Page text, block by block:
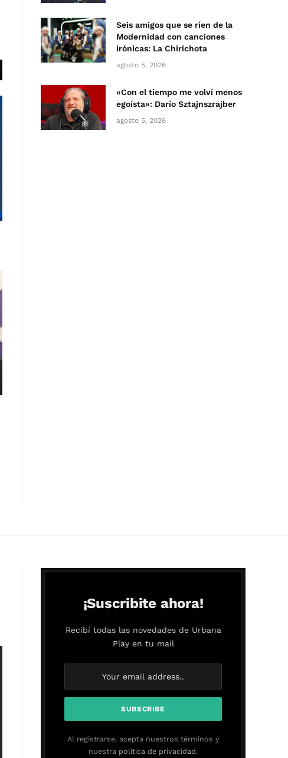
Seis amigos que se ríen de la
Modernidad con canciones
irónicas: La Chirichota
agosto 5, 2026
«Con el tiempo me volví menos
egoísta»: Darío Sztajnszrajber
agosto 5, 2026
¡Suscribite ahora!
Recibí todas las novedades de Urbana
Play en tu mail
Al registrarse, acepta nuestros términos y
nuestra política de privacidad.